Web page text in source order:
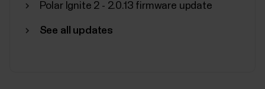
Polar Ignite 2 - 2.0.13 firmware update
See all updates